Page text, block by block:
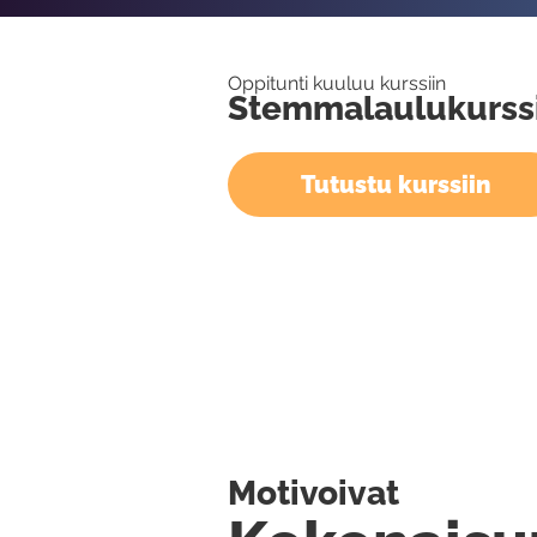
Oppitunti kuuluu kurssiin
Tutustu kurssiin
Motivoivat